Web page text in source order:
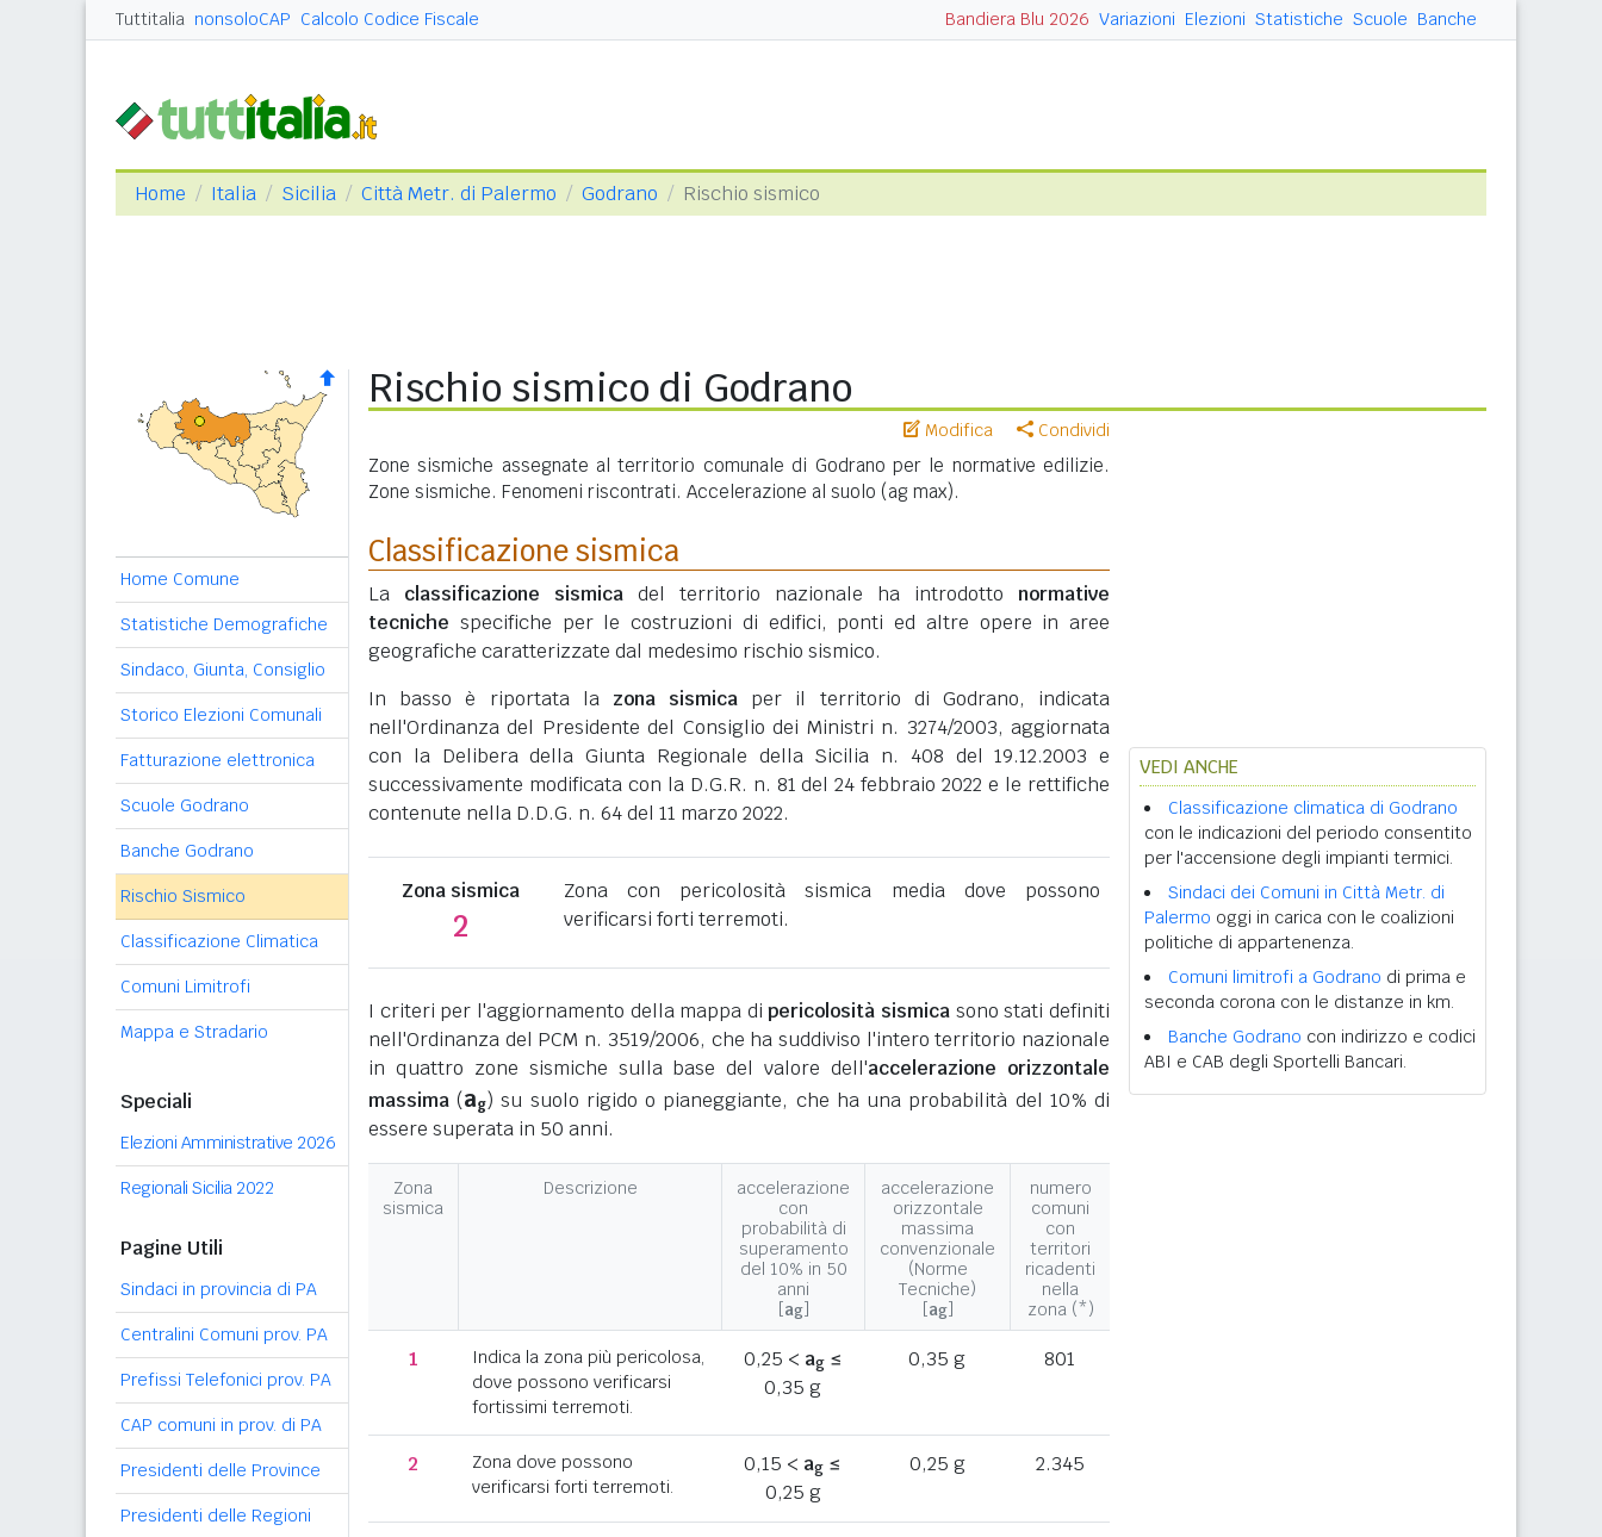
Tuttitalia nonsoloCAP Calcolo Codice Fiscale Bandiera Blu 2026 Variazioni Elezioni Statistiche Scuole Banche
Home Italia Sicilia Città Metr. di Palermo Godrano Rischio sismico
Home Comune
Statistiche Demografiche
Sindaco, Giunta, Consiglio
Storico Elezioni Comunali
Fatturazione elettronica
Scuole Godrano
Banche Godrano
Rischio Sismico
Classificazione Climatica
Comuni Limitrofi
Mappa e Stradario
Speciali
Elezioni Amministrative 2026
Regionali Sicilia 2022
Pagine Utili
Sindaci in provincia di PA
Centralini Comuni prov. PA
Prefissi Telefonici prov. PA
CAP comuni in prov. di PA
Presidenti delle Province
Presidenti delle Regioni
Rischio sismico di Godrano
Modifica Condividi
Zone sismiche assegnate al territorio comunale di Godrano per le normative edilizie.
Zone sismiche. Fenomeni riscontrati. Accelerazione al suolo (ag max).
Classificazione sismica
La classificazione sismica del territorio nazionale ha introdotto normative
tecniche specifiche per le costruzioni di edifici, ponti ed altre opere in aree
geografiche caratterizzate dal medesimo rischio sismico.
In basso è riportata la zona sismica per il territorio di Godrano, indicata
nell'Ordinanza del Presidente del Consiglio dei Ministri n. 3274/2003, aggiornata
con la Delibera della Giunta Regionale della Sicilia n. 408 del 19.12.2003 e
successivamente modificata con la D.G.R. n. 81 del 24 febbraio 2022 e le rettifiche
contenute nella D.D.G. n. 64 del 11 marzo 2022.
Zona sismica
2
Zona con pericolosità sismica media dove possono
verificarsi forti terremoti.
I criteri per l'aggiornamento della mappa dipericolosità sismica sono stati definiti
nell'Ordinanza del PCM n. 3519/2006, che ha suddiviso l'intero territorio nazionale
in quattro zone sismiche sulla base del valore dell'accelerazione orizzontale
massima (ag) su suolo rigido o pianeggiante, che ha una probabilità del 10% di
essere superata in 50 anni.
Zona
sismica
Descrizione
accelerazione
con
probabilità di
superamento
del 10% in 50
anni
[ag]
accelerazione
orizzontale
massima
convenzionale
(Norme
Tecniche)
[ag]
numero
comuni
con
territori
ricadenti
nella
zona (*)
1
Indica la zona più pericolosa,
dove possono verificarsi
fortissimi terremoti.
0,25 < ag≤
0,35 g
0,35 g 801
2
Zona dove possono
verificarsi forti terremoti.
0,15 < ag ≤
0,25 g
0,25 g 2.345
VEDI ANCHE
Classificazione climatica di Godrano
con le indicazioni del periodo consentito
per l'accensione degli impianti termici.
Sindaci dei Comuni in Città Metr. di
Palermo oggi in carica con le coalizioni
politiche di appartenenza.
Comuni limitrofi a Godrano di prima e
seconda corona con le distanze in km.
Banche Godrano con indirizzo e codici
ABI e CAB degli Sportelli Bancari.